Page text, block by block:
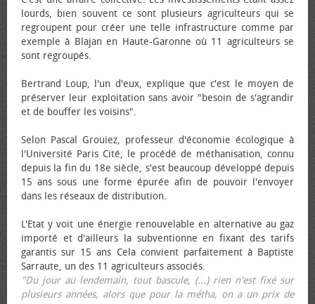
lourds, bien souvent ce sont plusieurs agriculteurs qui se
regroupent pour créer une telle infrastructure comme par
exemple à Blajan en Haute-Garonne où 11 agriculteurs se
sont regroupés.
Bertrand Loup, l'un d'eux, explique que c'est le moyen de
préserver leur exploitation sans avoir "besoin de s'agrandir
et de bouffer les voisins".
Selon Pascal Grouiez, professeur d'économie écologique à
l'Université Paris Cité, le procédé de méthanisation, connu
depuis la fin du 18e siècle, s'est beaucoup développé depuis
15 ans sous une forme épurée afin de pouvoir l'envoyer
dans les réseaux de distribution.
L'Etat y voit une énergie renouvelable en alternative au gaz
importé et d'ailleurs la subventionne en fixant des tarifs
garantis sur 15 ans Cela convient parfaitement à Baptiste
Sarraute, un des 11 agriculteurs associés.
"Du jour au lendemain, tout bascule, (...) rien n'est fixé sur
plusieurs années, alors que pour la métha, on a un prix de